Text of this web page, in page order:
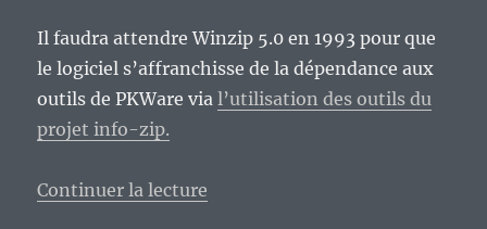
Il faudra attendre Winzip 5.0 en 1993 pour que
le logiciel s’affranchisse de la dépendance aux
outils de PKWare vial’utilisation des outils du
projet info-zip.
Continuer la lecture